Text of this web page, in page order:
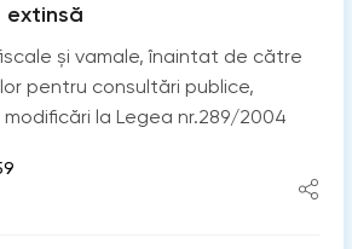
extinsă
și vamale, înaintat de către
pentru consultări publice,
la Legea nr.289/2004